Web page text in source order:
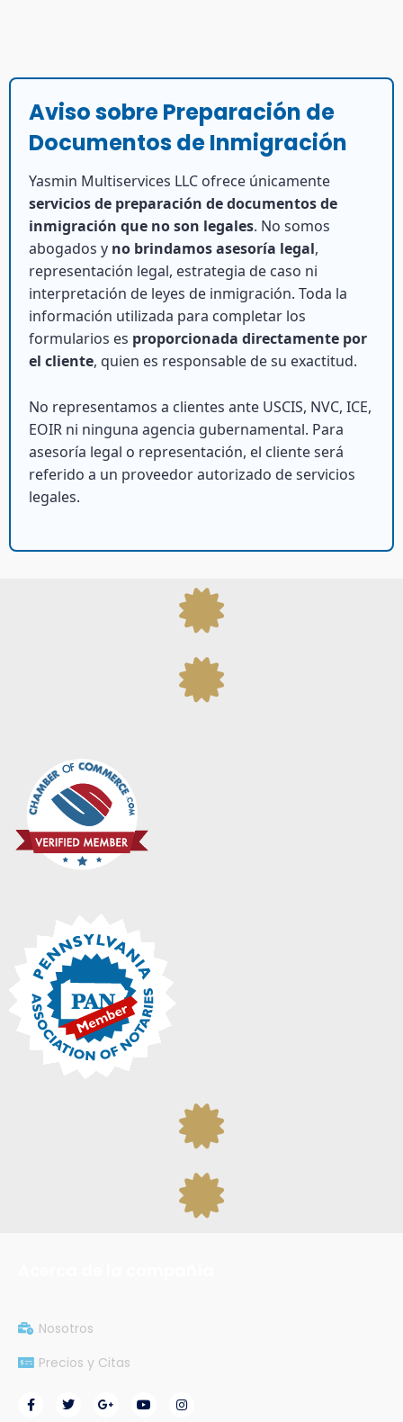
Aviso sobre Preparación de
Documentos de Inmigración
Yasmin Multiservices LLC ofrece únicamente
servicios de preparación de documentos de
inmigración que no son legales. No somos
abogados y no brindamos asesoría legal,
representación legal, estrategia de caso ni
interpretación de leyes de inmigración. Toda la
información utilizada para completar los
formularios es proporcionada directamente por
el cliente, quien es responsable de su exactitud.
No representamos a clientes ante USCIS, NVC, ICE,
EOIR ni ninguna agencia gubernamental. Para
asesoría legal o representación, el cliente será
referido a un proveedor autorizado de servicios
legales.
Nosotros
Precios y Citas